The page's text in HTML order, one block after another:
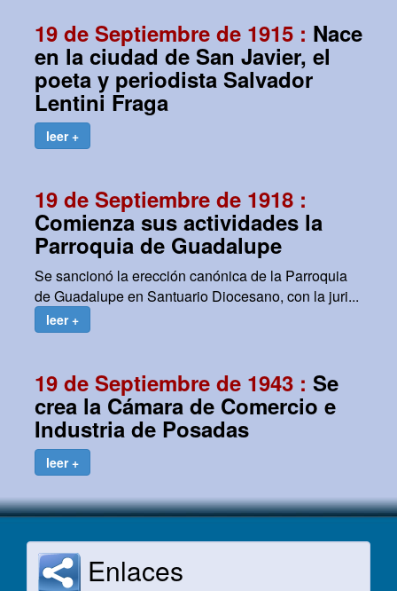
19 de Septiembre de 1915 : Nace
en la ciudad de San Javier, el
poeta y periodista Salvador
Lentini Fraga
leer +
19 de Septiembre de 1918 :
Comienza sus actividades la
Parroquia de Guadalupe
Se sancionó la erección canónica de la Parroquia
de Guadalupe en Santuario Diocesano, con la juri...
leer +
19 de Septiembre de 1943 : Se
crea la Cámara de Comercio e
Industria de Posadas
leer +
Enlaces